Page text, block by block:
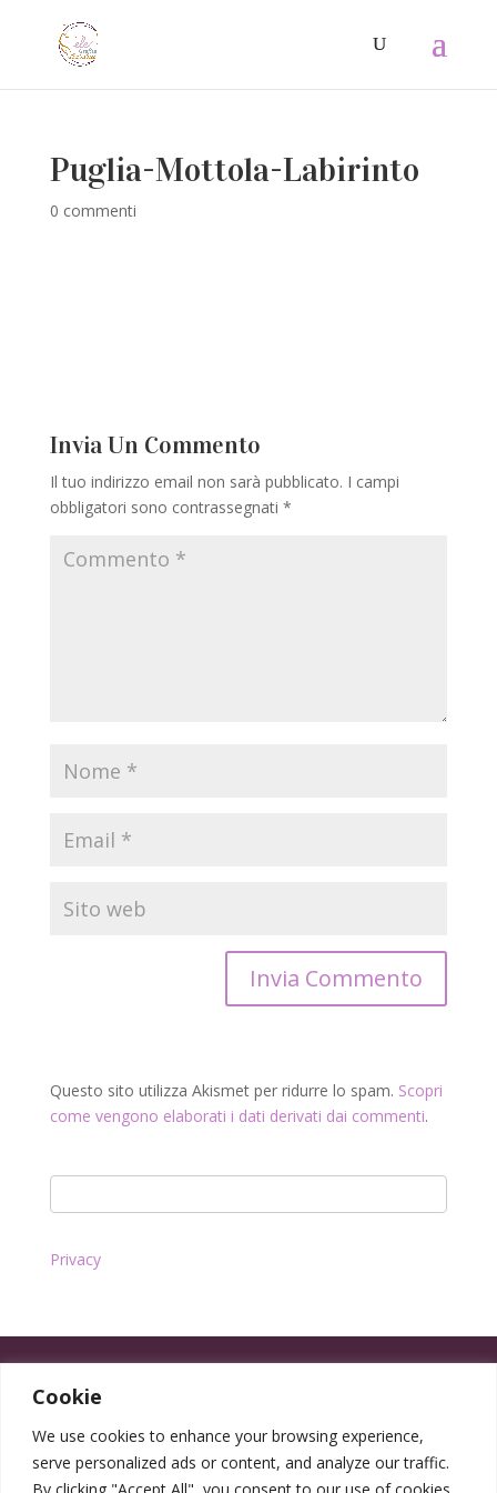
Cookie
We use cookies to enhance your browsing experience,
serve personalized ads or content, and analyze our traffic.
By clicking "Accept All", you consent to our use of cookies.
Puglia-Mottola-Labirinto
0 commenti
Invia Un Commento
Il tuo indirizzo email non sarà pubblicato. I campi
obbligatori sono contrassegnati *
Questo sito utilizza Akismet per ridurre lo spam. Scopri
come vengono elaborati i dati derivati dai commenti.
Privacy